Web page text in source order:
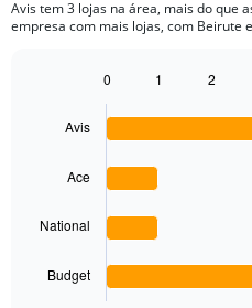
Avis tem 3 lojas na área, mais do que
empresa com mais lojas, com Beirute
chart
Avis
Ace
National
Budget
0 1 2